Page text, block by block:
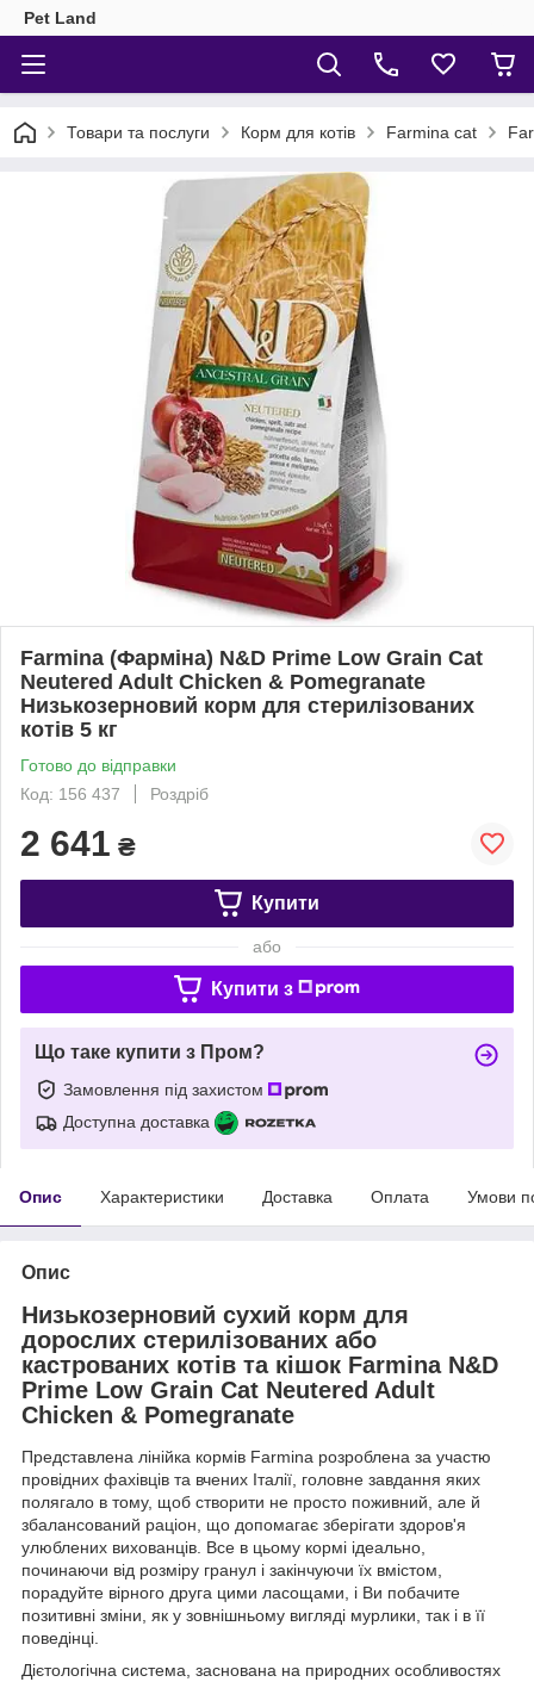
Pet Land
Товари та послуги Корм для котів Farmina cat
Farmina (Фарміна) N&D Prime Low Grain Cat
Neutered Adult Chicken & Pomegranate
Низькозерновий корм для стерилізованих
котів 5 кг
Готово до відправки
Код: 156 437
Роздріб
2 641 ₴
Купити
або
Купити з
Що таке купити з Пром?
Замовлення під захистом
Доступна доставка
Опис Характеристики Доставка Оплата Умови
Опис
Низькозерновий сухий корм для
дорослих стерилізованих або
кастрованих котів та кішок Farmina N&D
Prime Low Grain Cat Neutered Adult
Chicken & Pomegranate
Представлена лінійка кормів Farmina розроблена за участю
провідних фахівців та вчених Італії, головне завдання яких
полягало в тому, щоб створити не просто поживний, але й
збалансований раціон, що допомагає зберігати здоров'я
улюблених вихованців. Все в цьому кормі ідеально,
починаючи від розміру гранул і закінчуючи їх вмістом,
порадуйте вірного друга цими ласощами, і Ви побачите
позитивні зміни, як у зовнішньому вигляді мурлики, так і в її
поведінці.
Дієтологічна система, заснована на природних особливостях